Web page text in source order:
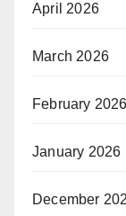
April 2026
March 2026
February 2026
January 2026
December